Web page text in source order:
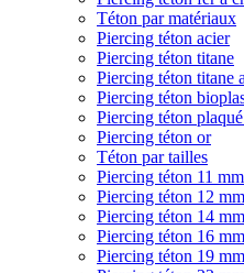
Téton par matériaux
Piercing téton acier
Piercing téton titane
Piercing téton titane
Piercing téton
Piercing téton
Piercing téton or
Téton par tailles
Piercing téton 11 mm
Piercing téton 12 mm
Piercing téton 14 mm
Piercing téton 16 mm
Piercing téton 19 mm